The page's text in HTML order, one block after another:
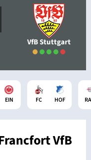
VfB Stuttgart
EIN FC HOF
VfB